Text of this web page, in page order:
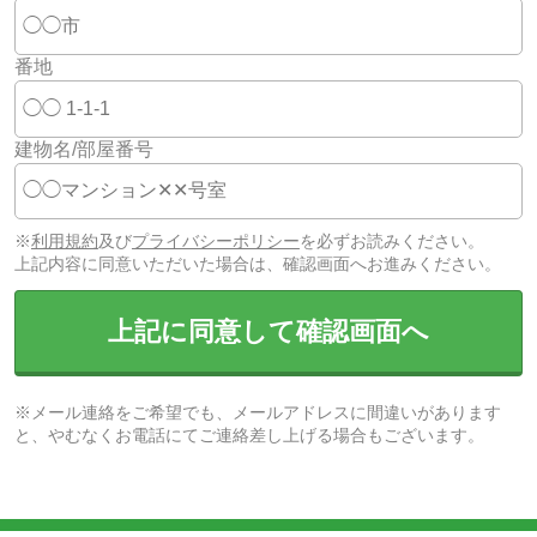
番地
建物名/部屋番号
※利用規約及びプライバシーポリシーを必ずお読みください。
上記内容に同意いただいた場合は、確認画面へお進みください。
上記に同意して確認画面へ
※メール連絡をご希望でも、メールアドレスに間違いがあります
と、やむなくお電話にてご連絡差し上げる場合もございます。